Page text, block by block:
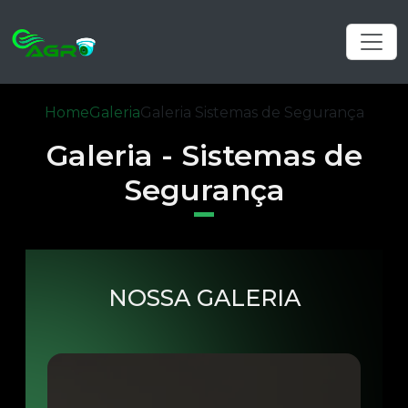
HomeGaleriaGaleria Sistemas de Segurança
Galeria - Sistemas de
Segurança
NOSSA GALERIA